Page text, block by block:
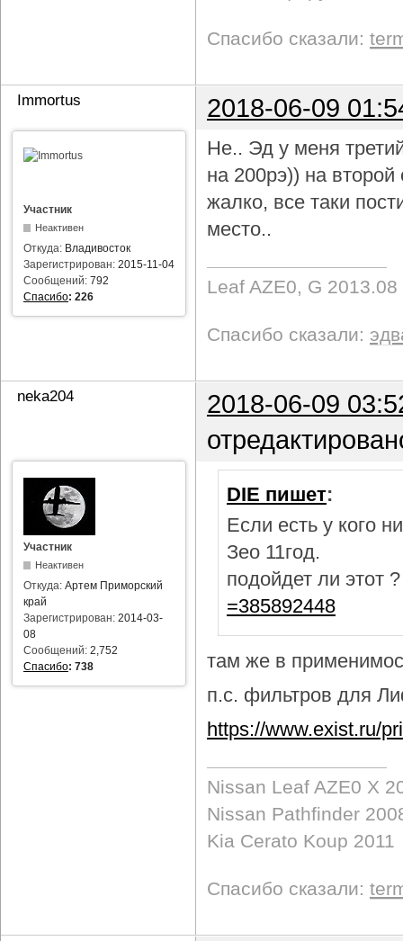
Спасибо сказали:
Immortus 2018-06-09
Участник
Неактивен
Откуда: Владивосток
Зарегистрирован: 2015-11-04
Сообщений: 792
Спасибо: 226
Не.. Эд у меня
на 200рэ)) на
жалко, все таки
место..
Leaf AZE0, G 2013.08
Спасибо сказали:
neka204
2018-06-09
Участник
Неактивен
Откуда: Артем Приморский
край
Зарегистрирован: 2014-03-
08
Сообщений: 2,752
Спасибо: 738
DIE пишет:
Если есть у кого
Зео 11год.
подойдет ли этот
=385892448
там же в
п.с. фильтров для
https://www.exist.ru/
Nissan Leaf AZE0 X
Nissan Pathfinder
Kia Cerato Koup 2011
Спасибо сказали: